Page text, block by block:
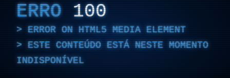
ERRO 100
ERROR ON HTML5 MEDIA ELEMENT
ESTE CONTEÚDO ESTÁ NESTE MOMENTO
INDISPONÍVEL